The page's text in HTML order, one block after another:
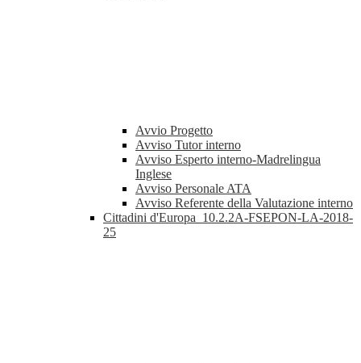
Avvio Progetto
Avviso Tutor interno
Avviso Esperto interno-Madrelingua
Inglese
Avviso Personale ATA
Avviso Referente della Valutazione interno
Cittadini d'Europa_10.2.2A-FSEPON-LA-2018-
25